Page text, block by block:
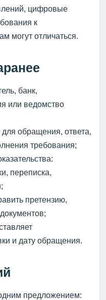
цифровые
к
могут отличаться.
банк,
или ведомство
для обращения, ответа,
требования;
переписка,
претензию,
и дату обращения.
предложением: